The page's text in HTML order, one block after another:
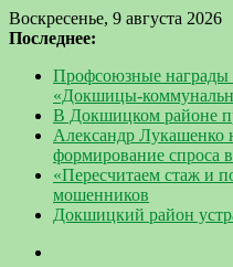
Воскресенье, 9 августа 2026
Последнее:
Профсоюзные
«Докшицы-
В Докшицком районе
Александр Лукашенко
формирование спроса
«Пересчитаем стаж и
мошенников
Докшицкий район